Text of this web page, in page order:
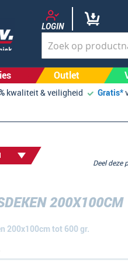
LOGIN
Outlet
kwaliteit & veiligheid Gratis*
200x100cm tot 600 gr.
Deel